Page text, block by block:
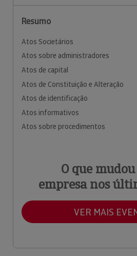
Resumo
Atos Societários
Atos sobre administradores
Atos de capital
Atos de Constituição e Alteração
Atos de identificação
Atos informativos
Atos sobre procedimentos
O que
empresa nos
VER MAIS